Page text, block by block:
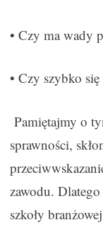
• Czy ma wady
• Czy szybko się
Pamiętajmy o
sprawności,
zawodu.
szkoły